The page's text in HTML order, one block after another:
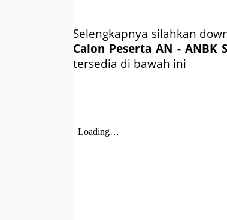
Selengkapnya silahkan
Calon Peserta AN - ANBK
tersedia di bawah ini